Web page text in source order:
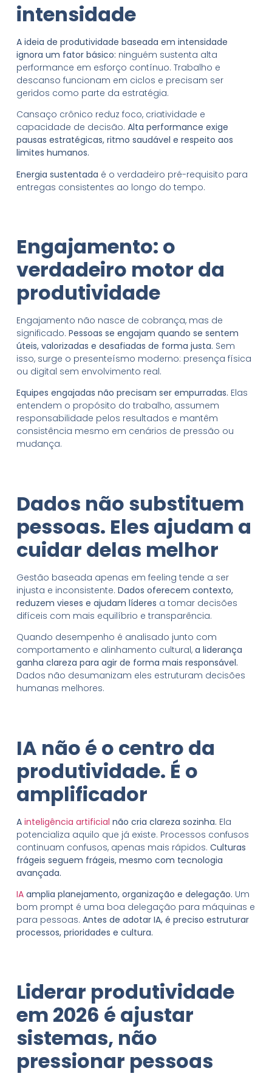
intensidade
A ideia de produtividade baseada em intensidade
ignora um fator básico: ninguém sustenta alta
performance em esforço contínuo. Trabalho e
descanso funcionam em ciclos e precisam ser
geridos como parte da estratégia.
Cansaço crônico reduz foco, criatividade e
capacidade de decisão. Alta performance exige
pausas estratégicas, ritmo saudável e respeito aos
limites humanos.
Energia sustentada é o verdadeiro pré-requisito para
entregas consistentes ao longo do tempo.
Engajamento: o
verdadeiro motor da
produtividade
Engajamento não nasce de cobrança, mas de
significado. Pessoas se engajam quando se sentem
úteis, valorizadas e desafiadas de forma justa. Sem
isso, surge o presenteísmo moderno: presença física
ou digital sem envolvimento real.
Equipes engajadas não precisam ser empurradas. Elas
entendem o propósito do trabalho, assumem
responsabilidade pelos resultados e mantêm
consistência mesmo em cenários de pressão ou
mudança.
Dados não substituem
pessoas. Eles ajudam a
cuidar delas melhor
Gestão baseada apenas em feeling tende a ser
injusta e inconsistente. Dados oferecem contexto,
reduzem vieses e ajudam líderes a tomar decisões
difíceis com mais equilíbrio e transparência.
Quando desempenho é analisado junto com
comportamento e alinhamento cultural, a liderança
ganha clareza para agir de forma mais responsável.
Dados não desumanizam eles estruturam decisões
humanas melhores.
IA não é o centro da
produtividade. É o
amplificador
A inteligência artificial não cria clareza sozinha. Ela
potencializa aquilo que já existe. Processos confusos
continuam confusos, apenas mais rápidos. Culturas
frágeis seguem frágeis, mesmo com tecnologia
avançada.
IAamplia planejamento, organização e delegação. Um
bom prompt é uma boa delegação para máquinas e
para pessoas. Antes de adotar IA, é preciso estruturar
processos, prioridades e cultura.
Liderar produtividade
em 2026 é ajustar
sistemas, não
pressionar pessoas